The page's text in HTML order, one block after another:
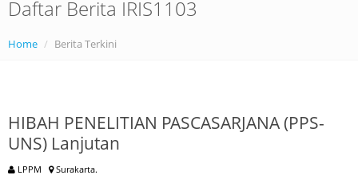
Daftar Berita IRIS1103
Home Berita Terkini
HIBAH PENELITIAN PASCASARJANA (PPS-
UNS) Lanjutan
LPPM Surakarta.